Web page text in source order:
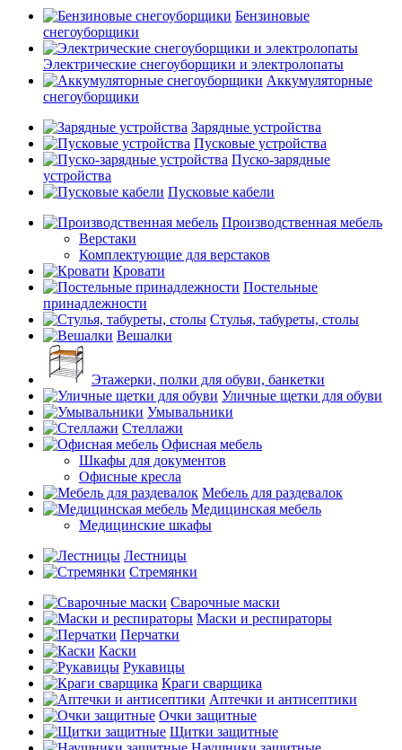
Бензиновые
снегоуборщики
Электрические снегоуборщики и электролопаты
Аккумуляторные
снегоуборщики
Зарядные устройства
Пусковые устройства
Пуско-зарядные
устройства
Пусковые кабели
Производственная мебель
Верстаки
Комплектующие для верстаков
Кровати
Постельные
принадлежности
Стулья, табуреты, столы
Вешалки
Этажерки, полки для обуви, банкетки
Уличные щетки для обуви
Умывальники
Стеллажи
Офисная мебель
Шкафы для документов
Офисные кресла
Мебель для раздевалок
Медицинская мебель
Медицинские шкафы
Лестницы
Стремянки
Сварочные маски
Маски и респираторы
Перчатки
Каски
Рукавицы
Краги сварщика
Аптечки и антисептики
Очки защитные
Щитки защитные